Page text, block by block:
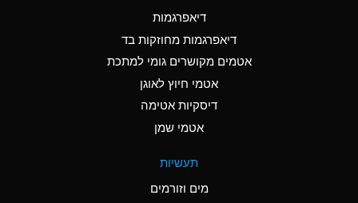
Ammonia Anhydrous
A
Ammonia Gas (cold)
A
Ammonia Gas (hot)
דיאפרגמות
דיאפרגמות מחוזקות בד
אטמים מקושרים גומי למתכת
אטמי חיוץ לאוגן
דיסקיות אטימה
אטמי שמן
תעשיות
מים וזורמים